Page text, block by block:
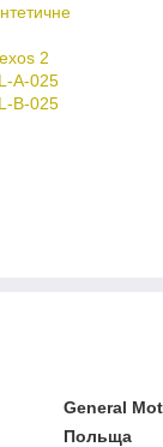
2
A-025
B-025
General
Польща